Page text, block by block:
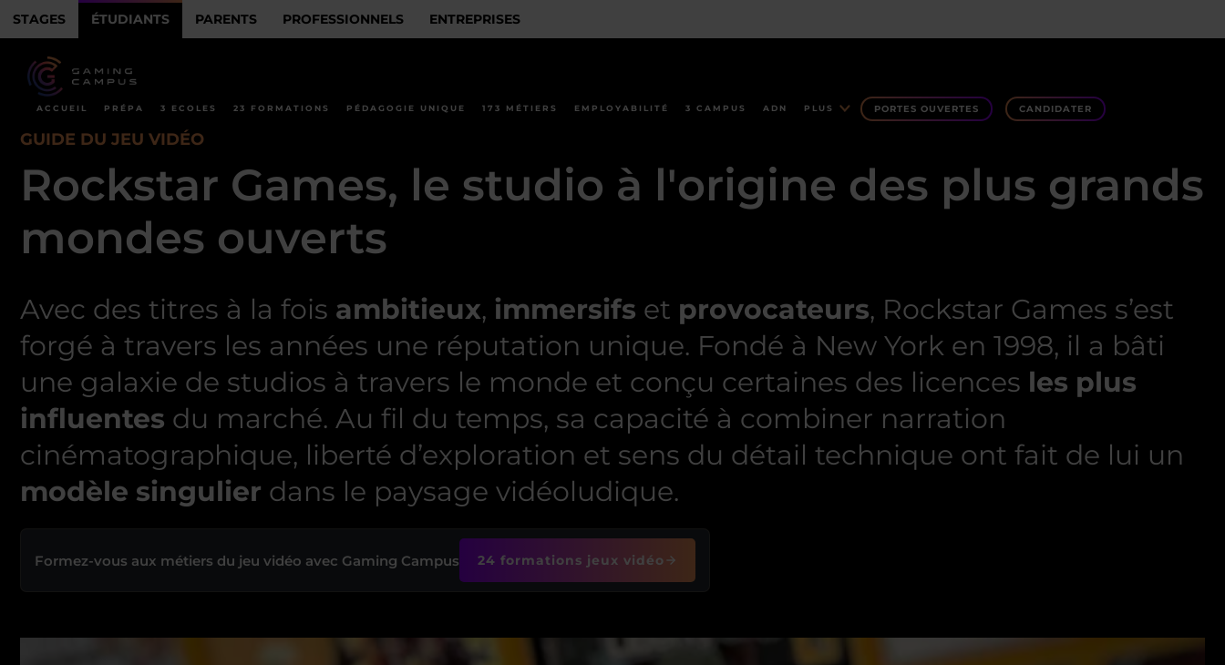
STAGES ÉTUDIANTS PARENTS PROFESSIONNELS ENTREPRISES
ACCUEIL PRÉPA 3 ECOLES 23 FORMATIONS PÉDAGOGIE UNIQUE 173 MÉTIERS EMPLOYABILITÉ 3 CAMPUS ADN PLUS PORTES OUVERTES CANDIDATER
GUIDE DU JEU VIDÉO
Rockstar Games, le studio à l'origine des plus grands
mondes ouverts
Avec des titres à la fois ambitieux, immersifs et provocateurs, Rockstar Games s’est
forgé à travers les années une réputation unique. Fondé à New York en 1998, il a bâti
une galaxie de studios à travers le monde et conçu certaines des licences les plus
influentes du marché. Au fil du temps, sa capacité à combiner narration
cinématographique, liberté d’exploration et sens du détail technique ont fait de lui un
modèle singulier dans le paysage vidéoludique.
Formez-vous aux métiers du jeu vidéo avec Gaming Campus 24 formations jeux vidéo